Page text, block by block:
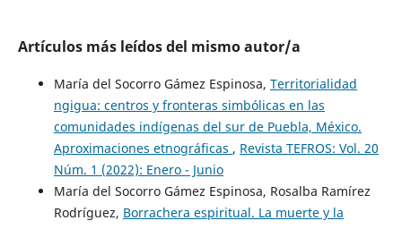
Artículos más leídos del mismo autor/a
María del Socorro Gámez Espinosa, Territorialidad
ngigua: centros y fronteras simbólicas en las
comunidades indígenas del sur de Puebla, México.
Aproximaciones etnográficas , Revista TEFROS: Vol. 20
Núm. 1 (2022): Enero - Junio
María del Socorro Gámez Espinosa, Rosalba Ramírez
Rodríguez, Borrachera espiritual. La muerte y la